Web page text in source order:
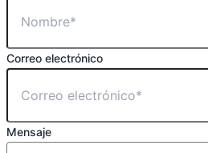
Correo electrónico
Mensaje